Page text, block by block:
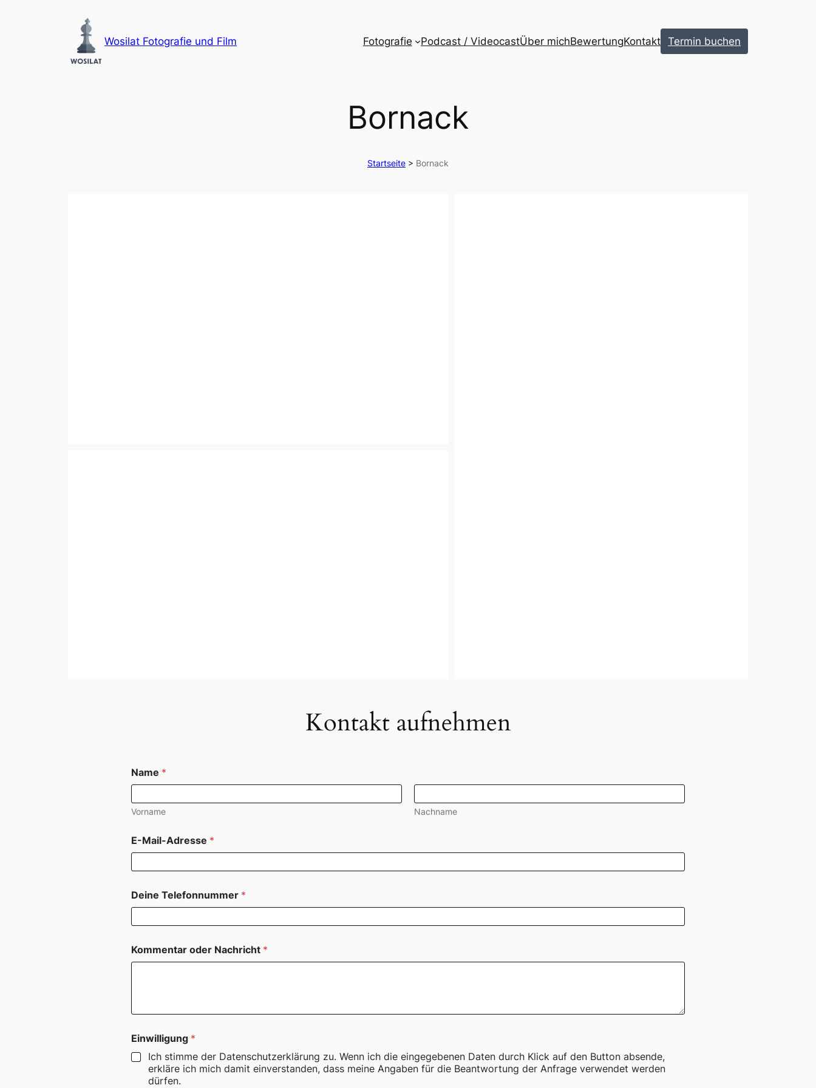
Wosilat Fotografie und Film Fotografie Podcast / VideocastÜber michBewertungKontakt Termin buchen
Bornack
Startseite > Bornack
Kontakt aufnehmen
Name *
Vorname Nachname
E-Mail-Adresse *
Deine Telefonnummer *
e
i
e
e
f
o
Kommentar oder Nachricht *
Einwilligung *
Ich stimme der Datenschutzerklärung zu. Wenn ich die eingegebenen Daten durch Klick auf den Button absende,
erkläre ich mich damit einverstanden, dass meine Angaben für die Beantwortung der Anfrage verwendet werden
dürfen.